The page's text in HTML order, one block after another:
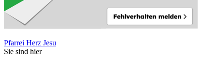
Pfarrei Herz Jesu
Sie sind hier